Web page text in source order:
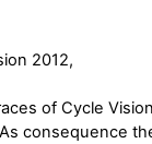
2012,
of Cycle
consequence